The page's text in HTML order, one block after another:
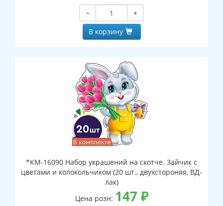
−
+
В корзину
*КМ-16090 Набор украшений на скотче. Зайчик с
цветами и колокольчиком (20 шт., двухстороняя, ВД-
лак)
Цена розн: 147 ₽